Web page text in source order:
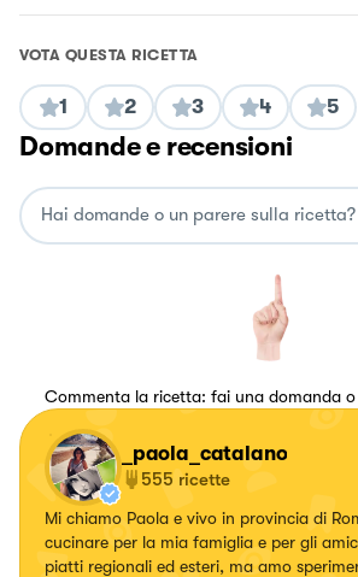
VOTA QUESTA RICETTA
1 2 3 4 5
Domande e recensioni
Commenta la ricetta: fai una domanda
_paola_catalano
555 ricette
Mi chiamo Paola e vivo in provincia di
cucinare per la mia famiglia e per gli
piatti regionali ed esteri, ma amo sperimentare anche